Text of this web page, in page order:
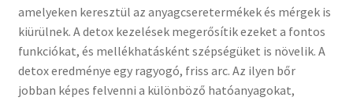
amelyeken keresztül az anyagcseretermékek és mérgek is
kiürülnek. A detox kezelések megerősítik ezeket a fontos
funkciókat, és mellékhatásként szépségüket is növelik. A
detox eredménye egy ragyogó, friss arc. Az ilyen bőr
jobban képes felvenni a különböző hatóanyagokat,